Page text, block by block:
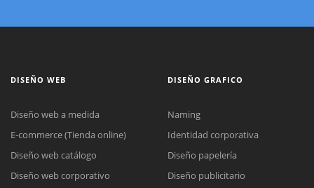
DISEÑO WEB
Diseño web a medida
E-commerce (Tienda online)
Diseño web catálogo
Diseño web corporativo
DISEÑO GRAFICO
Naming
Identidad corporativa
Diseño papelería
Diseño publicitario